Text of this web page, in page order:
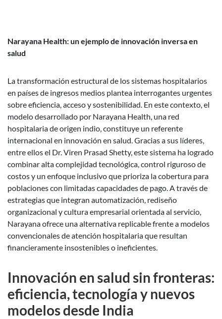
Narayana Health: un ejemplo de innovación inversa en
salud
La transformación estructural de los sistemas hospitalarios
en países de ingresos medios plantea interrogantes urgentes
sobre eficiencia, acceso y sostenibilidad. En este contexto, el
modelo desarrollado por Narayana Health, una red
hospitalaria de origen indio, constituye un referente
internacional en innovación en salud. Gracias a sus líderes,
entre ellos el Dr. Viren Prasad Shetty, este sistema ha logrado
combinar alta complejidad tecnológica, control riguroso de
costos y un enfoque inclusivo que prioriza la cobertura para
poblaciones con limitadas capacidades de pago. A través de
estrategias que integran automatización, rediseño
organizacional y cultura empresarial orientada al servicio,
Narayana ofrece una alternativa replicable frente a modelos
convencionales de atención hospitalaria que resultan
financieramente insostenibles o ineficientes.
Innovación en salud sin fronteras:
eficiencia, tecnología y nuevos
modelos desde India